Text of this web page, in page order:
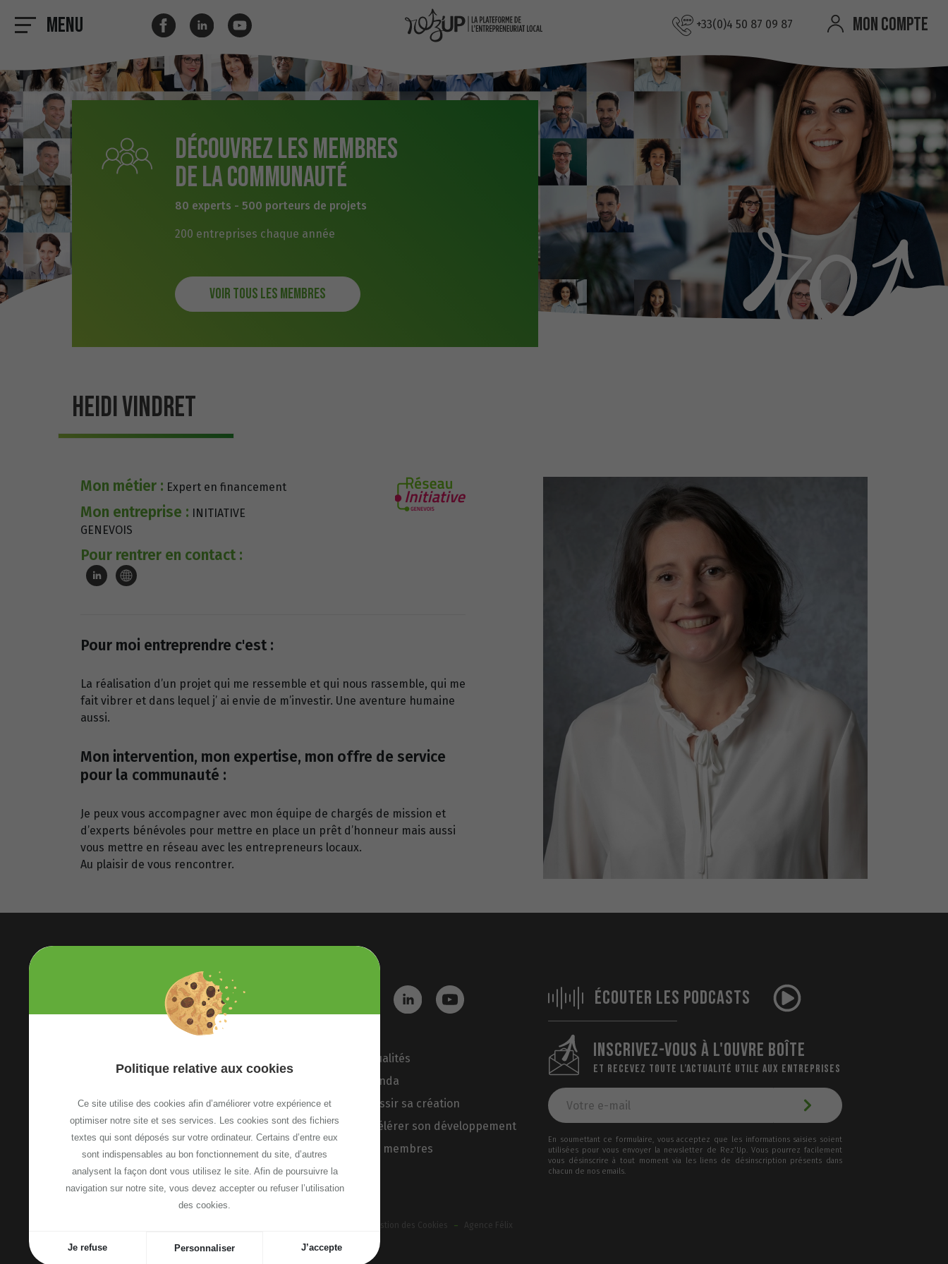
Menu +33(0)4 50 87 09 87 MON COMPTE
Découvrez les membres
de la communauté
80 experts - 500 porteurs de projets
200 entreprises chaque année
Voir tous les membres
HEIDI VINDRET
Mon métier : Expert en financement
Mon entreprise : INITIATIVE
GENEVOIS
Pour rentrer en contact :
Pour moi entreprendre c'est :
La réalisation d’un projet qui me ressemble et qui nous rassemble, qui me
fait vibrer et dans lequel j’ ai envie de m’investir. Une aventure humaine
aussi.
Mon intervention, mon expertise, mon offre de service
pour la communauté :
Je peux vous accompagner avec mon équipe de chargés de mission et
d’experts bénévoles pour mettre en place un prêt d’honneur mais aussi
vous mettre en réseau avec les entrepreneurs locaux.
Au plaisir de vous rencontrer.
Etoile Annemasse Genève
74100 Annemasse, France
Voir le plan d'accès
NOUS CONTACTER
Actualités
Agenda
Réussir sa création
Accélérer son développement
Nos membres
ÉCOUTER LES PODCASTS
INSCRIVEZ-VOUS À L'OUVRE BOÎTE
ET RECEVEZ TOUTE L’ACTUALITÉ UTILE AUX ENTREPRISES
En soumettant ce formulaire, vous acceptez que les informations saisies soient
utilisées pour vous envoyer la newsletter de Rez'Up. Vous pourrez facilement
vous désinscrire à tout moment via les liens de désinscription présents dans
chacun de nos emails.
Gestion des Cookies - Agence Félix
Politique relative aux cookies
Ce site utilise des cookies afin d’améliorer votre expérience et
optimiser notre site et ses services. Les cookies sont des fichiers
textes qui sont déposés sur votre ordinateur. Certains d’entre eux
sont indispensables au bon fonctionnement du site, d’autres
analysent la façon dont vous utilisez le site. Afin de poursuivre la
navigation sur notre site, vous devez accepter ou refuser l’utilisation
des cookies.
Je refuse Personnaliser J’accepte